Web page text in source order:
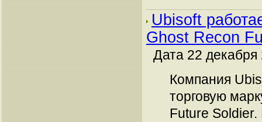
Ubisoft
Ghost Recon
Дата 22 декабря
Компания
торговую
Future